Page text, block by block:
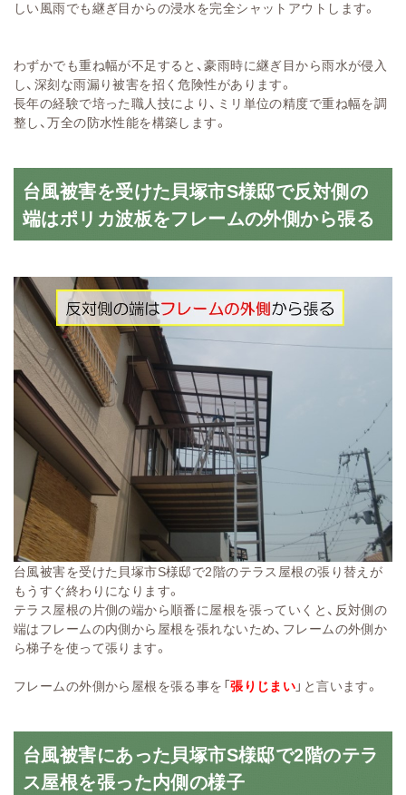
しい風雨でも継ぎ目からの浸水を完全シャットアウトします。
わずかでも重ね幅が不足すると、豪雨時に継ぎ目から雨水が侵入
し、深刻な雨漏り被害を招く危険性があります。
長年の経験で培った職人技により、ミリ単位の精度で重ね幅を調
整し、万全の防水性能を構築します。
台風被害を受けた貝塚市S様邸で反対側の
端はポリカ波板をフレームの外側から張る
台風被害を受けた貝塚市S様邸で2階のテラス屋根の張り替えが
もうすぐ終わりになります。
テラス屋根の片側の端から順番に屋根を張っていくと、反対側の
端はフレームの内側から屋根を張れないため、フレームの外側か
ら梯子を使って張ります。
フレームの外側から屋根を張る事を「張りじまい」と言います。
台風被害にあった貝塚市S様邸で2階のテラ
ス屋根を張った内側の様子